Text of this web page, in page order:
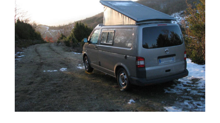
Image